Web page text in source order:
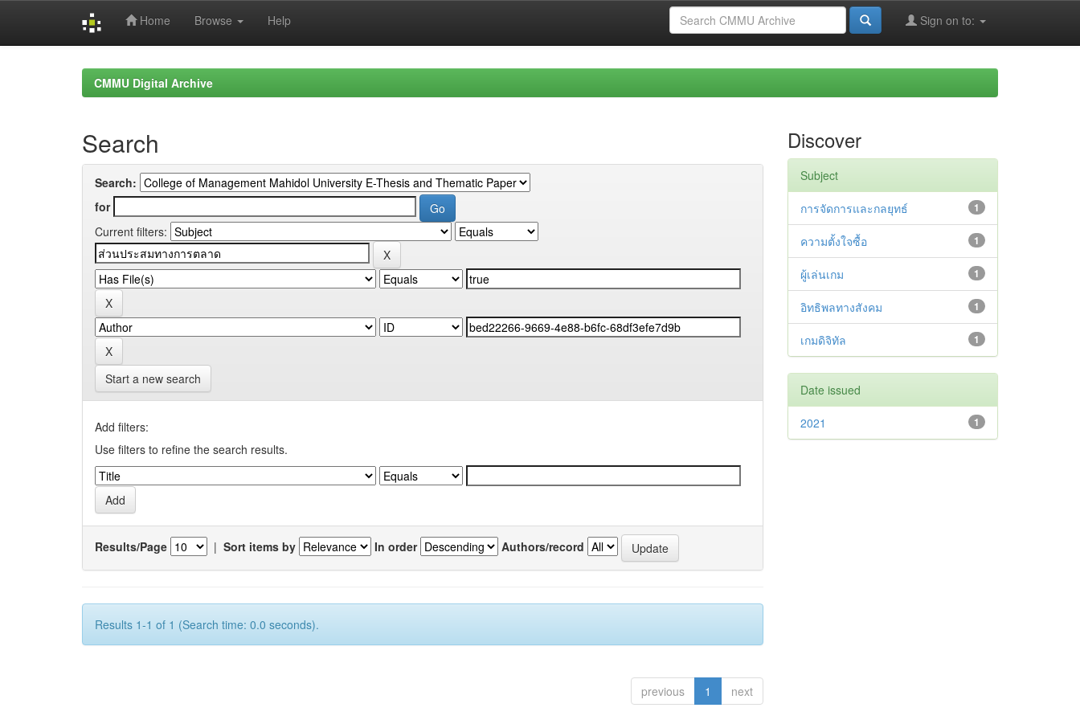
Home Browse Help Sign on to:
CMMU Digital Archive
Search
Search:
for
Current filters:
Start a new search
Add filters:
Use filters to refine the search results.
Results/Page | Sort items by In order Authors/record
Results 1-1 of 1 (Search time: 0.0 seconds).
previous 1 next
Discover
Subject
1
การจัดการและกลยุทธ์
1
ความตั้งใจซื้อ
1
ผู้เล่นเกม
1
อิทธิพลทางสังคม
1
เกมดิจิทัล
Date issued
1
2021